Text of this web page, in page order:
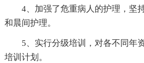
4、加强了危重病人的护理，坚
和晨间护理。
5、实行分级培训，对各不同年
培训计划。